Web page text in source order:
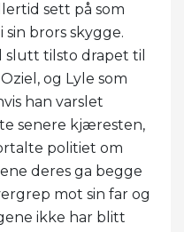
sett på som
brors skygge.
slutt tilsto drapet til
og Lyle som
han varslet
senere kjæresten,
politiet om
deres ga begge
mot sin far og
ikke har blitt